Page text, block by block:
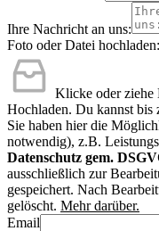
Ihre Nachricht an uns:
Foto oder Datei hochladen:
Klicke oder ziehe
Hochladen. Du kannst bis
Sie haben hier die
notwendig), z.B.
Datenschutz gem.
ausschließlich zur
gespeichert. Nach
gelöscht. Mehr darüber.
Email